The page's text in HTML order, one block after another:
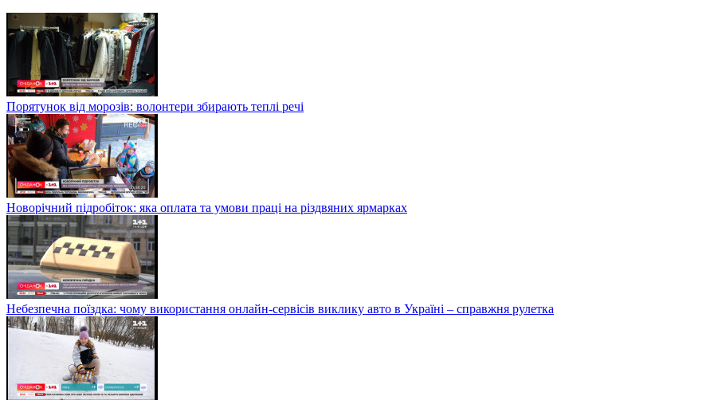
Порятунок від морозів: волонтери збирають теплі речі
Новорічний підробіток: яка оплата та умови праці на різдвяних ярмарках
Небезпечна поїздка: чому використання онлайн-сервісів виклику авто в Україні – справжня рулетка